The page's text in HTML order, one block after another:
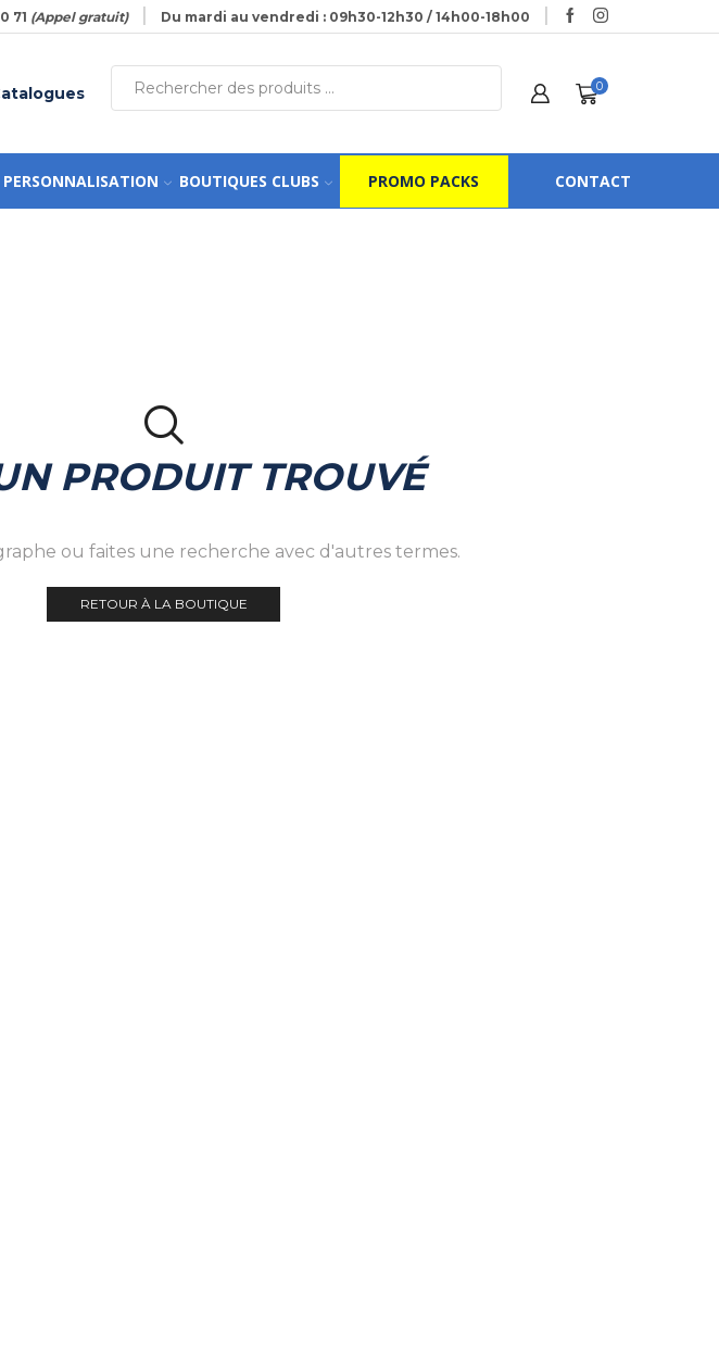
71 (Appel gratuit) Du mardi au vendredi : 09h30-12h30 / 14h00-18h00
0
PERSONNALISATION BOUTIQUES CLUBS PROMO PACKS CONTACT
PRODUIT TROUVÉ
ou faites une recherche avec d'autres termes.
RETOUR À LA BOUTIQUE